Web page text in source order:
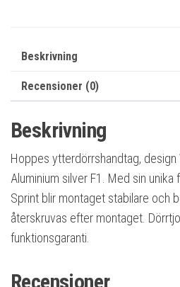
Beskrivning
Recensioner (0)
Beskrivning
Hoppes ytterdörrshandtag, design
Aluminium silver F1. Med sin
Sprint blir montaget stabilare och
återskruvas efter montaget.
funktionsgaranti.
Recensioner